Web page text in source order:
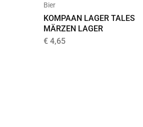
Bier
KOMPAAN LAGER TALES
MÄRZEN LAGER
€ 4,65